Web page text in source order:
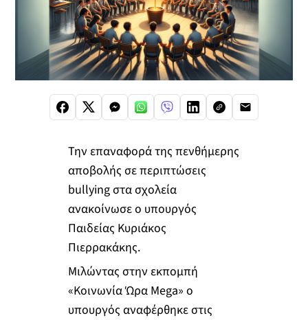
Την επαναφορά της πενθήμερης
αποβολής σε περιπτώσεις
bullying στα σχολεία
ανακοίνωσε ο υπουργός
Παιδείας Κυριάκος
Πιερρακάκης.
Μιλώντας στην εκπομπή
«Κοινωνία Ώρα Mega» ο
υπουργός αναφέρθηκε στις